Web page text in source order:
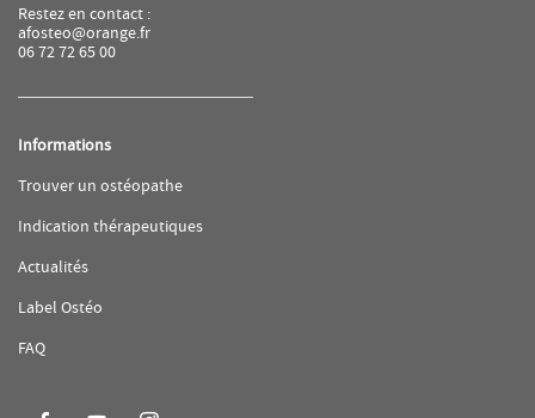
Restez en contact :
afosteo@orange.fr
06 72 72 65 00
Informations
Trouver un ostéopathe(ouvre
une
Indication thérapeutiques(ouvre
Actualités(ouvre
une
Label Ostéo
FAQ(ouvre